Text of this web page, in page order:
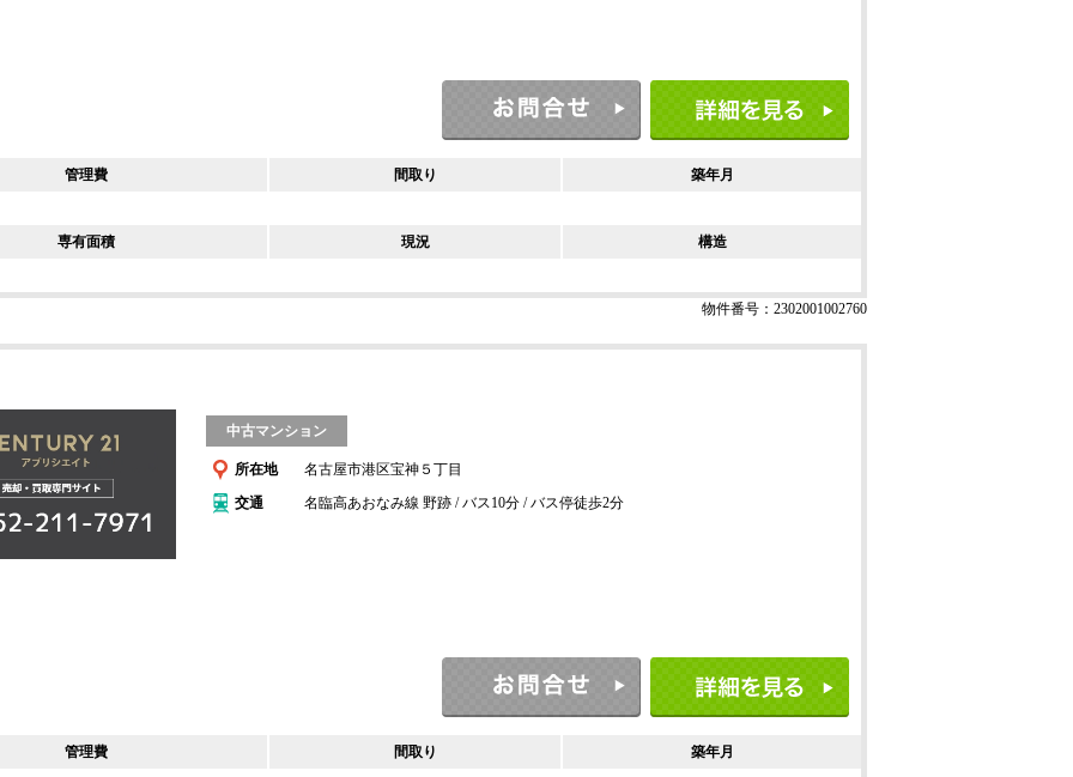
管理費 間取り 築年月
専有面積 現況 構造
物件番号：2302001002760
中古マンション
所在地
名古屋市港区宝神５丁目
交通
名臨高あおなみ線 野跡 / バス10分 / バス停徒歩2分
管理費 間取り 築年月